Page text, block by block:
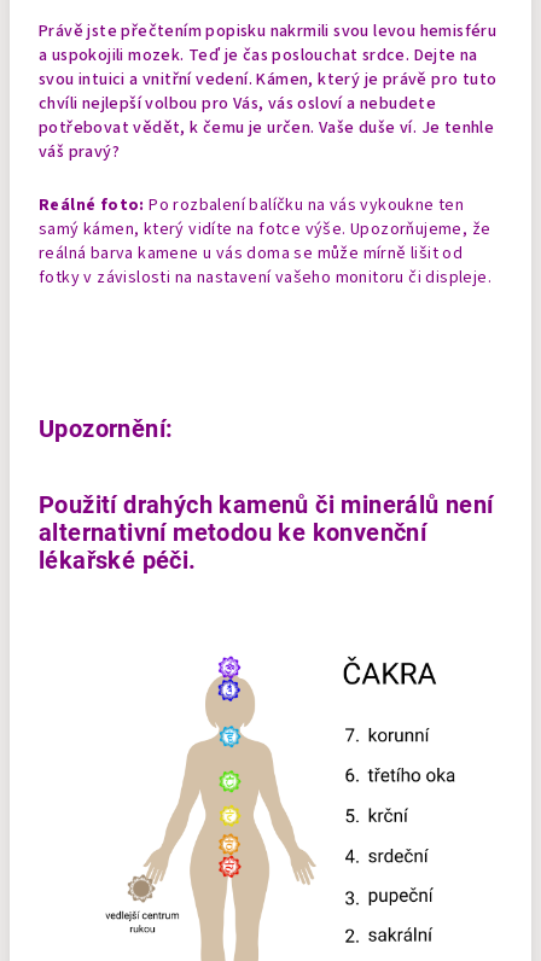
Právě jste přečtením popisku nakrmili svou levou hemisféru
a uspokojili mozek. Teď je čas poslouchat srdce. Dejte na
svou intuici a vnitřní vedení. Kámen, který je právě pro tuto
chvíli nejlepší volbou pro Vás, vás osloví a nebudete
potřebovat vědět, k čemu je určen. Vaše duše ví. Je tenhle
váš pravý?
Reálné foto: Po rozbalení balíčku na vás vykoukne ten
samý kámen, který vidíte na fotce výše. Upozorňujeme, že
reálná barva kamene u vás doma se může mírně lišit od
fotky v závislosti na nastavení vašeho monitoru či displeje.
Upozornění:
Použití drahých kamenů či minerálů není
alternativní metodou ke konvenční
lékařské péči.